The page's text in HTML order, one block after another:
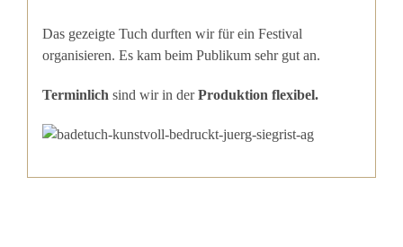
Das gezeigte Tuch durften wir für ein Festival
organisieren. Es kam beim Publikum sehr gut an.
Terminlich sind wir in derProduktion flexibel.